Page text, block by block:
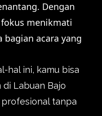
Dengan
menikmati
acara yang
hal ini, kamu bisa
Labuan Bajo
tanpa